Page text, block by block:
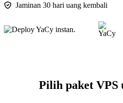
Jaminan 30 hari uang kembali
Pilih paket VPS